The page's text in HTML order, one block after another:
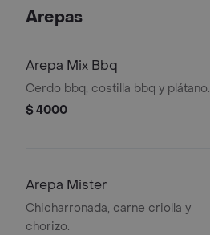
Arepas
Arepa Mix Bbq
Cerdo bbq, costilla bbq y plátano.
$ 4000
Arepa Mister
Chicharronada, carne criolla y
chorizo.